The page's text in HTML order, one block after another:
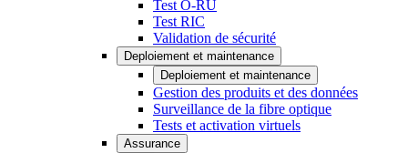
Test O-RU
Test RIC
Validation de sécurité
Deploiement et maintenance
Deploiement et maintenance
Gestion des produits et des données
Surveillance de la fibre optique
Tests et activation virtuels
Assurance